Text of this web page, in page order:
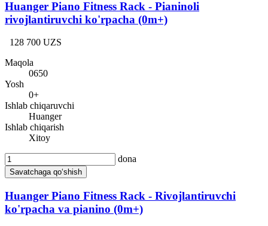
Huanger Piano Fitness Rack - Pianinoli
rivojlantiruvchi ko'rpacha (0m+)
128 700 UZS
Maqola
0650
Yosh
0+
Ishlab chiqaruvchi
Huanger
Ishlab chiqarish
Xitoy
dona
Savatchaga qo‘shish
Huanger Piano Fitness Rack - Rivojlantiruvchi
ko'rpacha va pianino (0m+)